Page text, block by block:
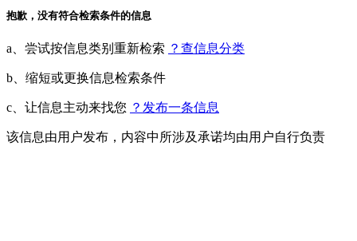
抱歉，没有符合检索条件的信息
a、尝试按信息类别重新检索 ？查信息分类
b、缩短或更换信息检索条件
c、让信息主动来找您 ？发布一条信息
该信息由用户发布，内容中所涉及承诺均由用户自行负责